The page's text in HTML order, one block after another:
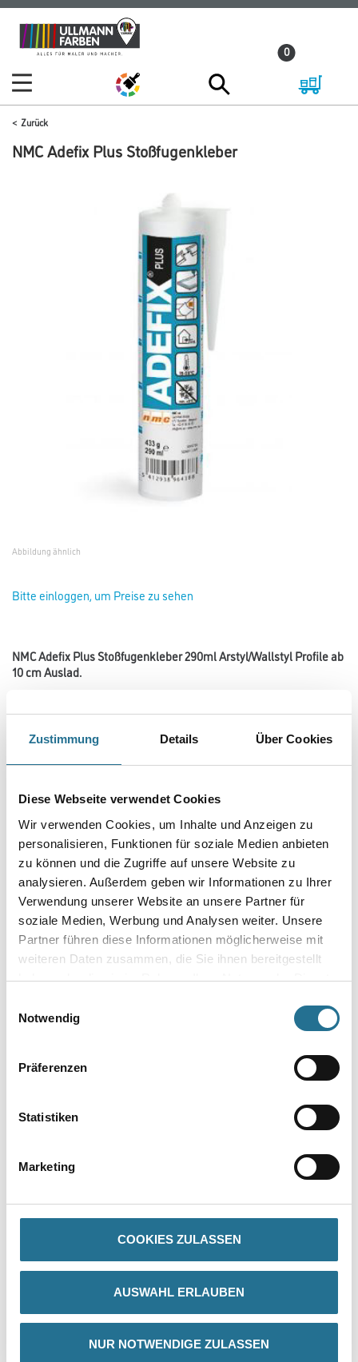
Zustimmung Details Über Cookies
Diese Webseite verwendet Cookies
Wir verwenden Cookies, um Inhalte und Anzeigen zu
personalisieren, Funktionen für soziale Medien anbieten
zu können und die Zugriffe auf unsere Website zu
analysieren. Außerdem geben wir Informationen zu Ihrer
Verwendung unserer Website an unsere Partner für
soziale Medien, Werbung und Analysen weiter. Unsere
Partner führen diese Informationen möglicherweise mit
weiteren Daten zusammen, die Sie ihnen bereitgestellt
haben oder die sie im Rahmen Ihrer Nutzung der Dienste
Notwendig
Präferenzen
Statistiken
Marketing
COOKIES ZULASSEN
AUSWAHL ERLAUBEN
NUR NOTWENDIGE ZULASSEN
Zum
Inhalt
Zum
Navigationsmenü
0
Zurück
NMC Adefix Plus Stoßfugenkleber
Abbildung ähnlich
Bitte einloggen, um Preise zu sehen
NMC Adefix Plus Stoßfugenkleber 290ml Arstyl/Wallstyl Profile ab
10 cm Auslad.
Stoßfugenkleber für WALLSTYL und ARSTYL Profile ab 10 cm Höhe/
Ausladung oder nur einseitig verklebte Profile. Montagekleber für
ARSTYL Wall Panels und Wall Tiles. Montagekleber für Profile für
Gebinde
Umrechnungsfaktoren
PRODUKTEIGENSCHAFTEN
Produkteigenschaft
- Passt zum Ankleben auf poröse Untergründe
- Schleifbar
GEFAHRENHINWEISE